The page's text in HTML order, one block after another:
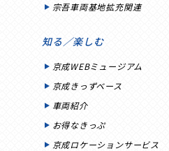
宗吾車両基地拡充関連
知る／楽しむ
京成WEBミュージアム
京成きっずベース
車両紹介
お得なきっぷ
京成ロケーションサービス